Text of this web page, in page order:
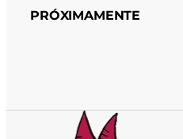
PRÓXIMAMENTE